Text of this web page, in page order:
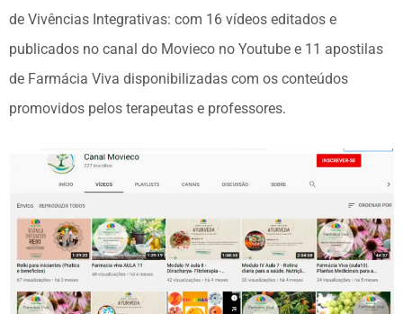
de Vivências Integrativas: com 16 vídeos editados e
publicados no canal do Movieco no Youtube e 11 apostilas
de Farmácia Viva disponibilizadas com os conteúdos
promovidos pelos terapeutas e professores.